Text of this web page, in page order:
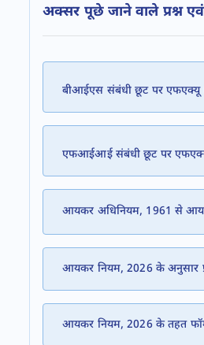
अक्सर पूछे जाने वाले प्रश्न एवं
बीआईएस संबंधी छूट पर एफएक्यू
एफआईआई संबंधी छूट पर
आयकर अधिनियम, 1961 से
आयकर नियम, 2026 के अनुसार
आयकर नियम, 2026 के तहत